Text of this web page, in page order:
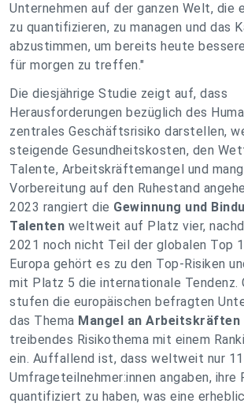
Unternehmen auf der ganzen Welt, die
zu quantifizieren, zu managen und das
abzustimmen, um bereits heute
für morgen zu treffen."
Die diesjährige Studie zeigt auf, dass
Herausforderungen bezüglich des
zentrales Geschäftsrisiko darstellen,
steigende Gesundheitskosten, den
Talente, Arbeitskräftemangel und
Vorbereitung auf den Ruhestand
2023 rangiert die Gewinnung und
Talenten weltweit auf Platz vier,
2021 noch nicht Teil der globalen Top
Europa gehört es zu den Top-Risiken
mit Platz 5 die internationale Tendenz.
stufen die europäischen befragten
das Thema Mangel an Arbeitskräften
treibendes Risikothema mit einem
ein. Auffallend ist, dass weltweit nur
Umfrageteilnehmer:innen angaben, ihre
quantifiziert zu haben, was eine